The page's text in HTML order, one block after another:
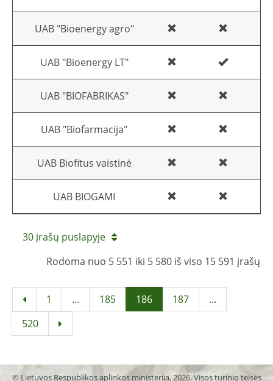
UAB "Bioenergy agro"
UAB "Bioenergy LT"
UAB "BIOFABRIKAS"
UAB "Biofarmacija"
UAB Biofitus vaistinė
UAB BIOGAMI
30 įrašų puslapyje
Rodoma nuo 5 551 iki 5 580 iš viso 15 591 įrašų
1 ... 185 186 187
...
520
© Lietuvos Respublikos aplinkos ministerija, 2026. Visos turinio teisės